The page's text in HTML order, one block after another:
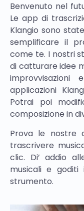
Benvenuto nel
Le app di
Klangio sono
semplificare il
come te. I nostri
di catturare idee
applicazioni
Potrai poi
composizione in
Prova le nostre
trascrivere
clic. Di’ addio
musicali e
strumento.